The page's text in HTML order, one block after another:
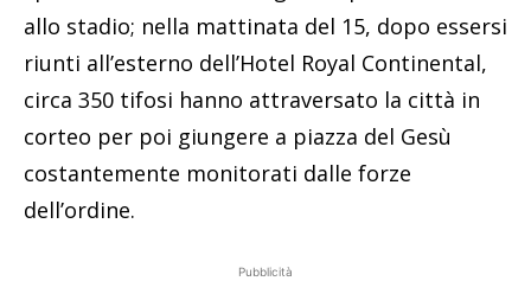
allo stadio; nella mattinata del 15, dopo essersi
riunti all’esterno dell’Hotel Royal Continental,
circa 350 tifosi hanno attraversato la città in
corteo per poi giungere a piazza del Gesù
costantemente monitorati dalle forze
dell’ordine.
Pubblicità